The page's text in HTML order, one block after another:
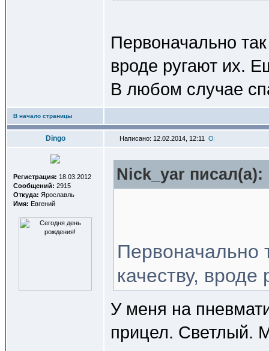
Первоначально
вроде ругают их.
В любом случае
В начало страницы
Dingo Написано: 12.02.2014, 12:11
Регистрация: 18.03.2012
Сообщений: 2915
Откуда: Ярославль
Имя: Евгений
Nick_yar писал(a):
Первоначально
качеству, вроде
У меня на
прицел. Светлый.